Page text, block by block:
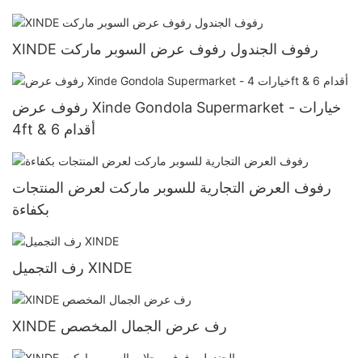
XINDE رفوف الجندول رفوف عرض السوبر ماركت
رفوف عرض Xinde Gondola Supermarket - خيارات
4ft & 6 أقدام
رفوف العرض التجارية للسوبر ماركت لعرض المنتجات
بكفاءة
رف التجميل XINDE
XINDE رف عرض الجمال المخصص